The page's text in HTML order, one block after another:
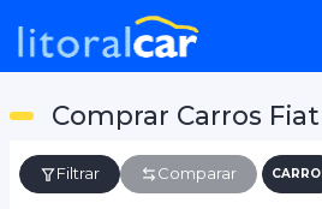
Comprar Carros
Filtrar Comparar